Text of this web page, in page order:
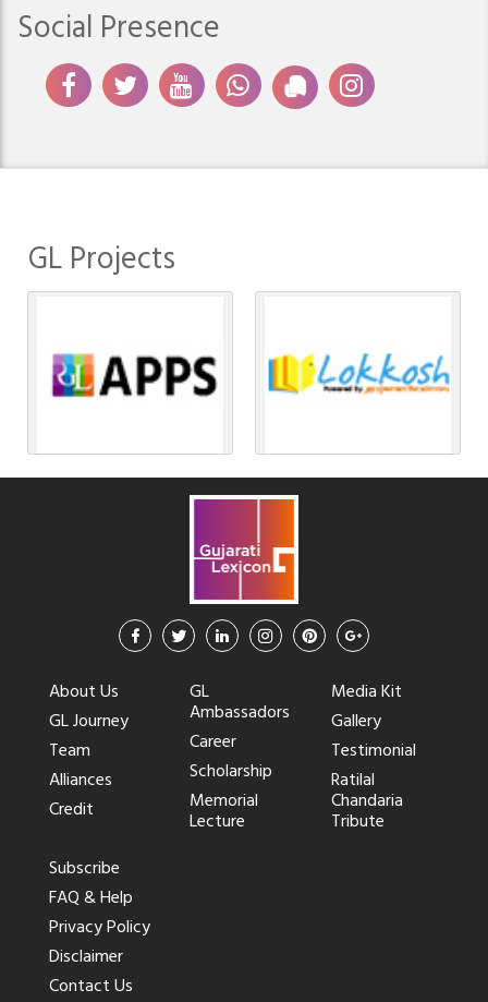
Social Presence
GL Projects
About Us
GL Journey
Team
Alliances
Credit
GL
Ambassadors
Career
Scholarship
Memorial
Lecture
Media Kit
Gallery
Testimonial
Ratilal
Chandaria
Tribute
Subscribe
FAQ & Help
Privacy Policy
Disclaimer
Contact Us